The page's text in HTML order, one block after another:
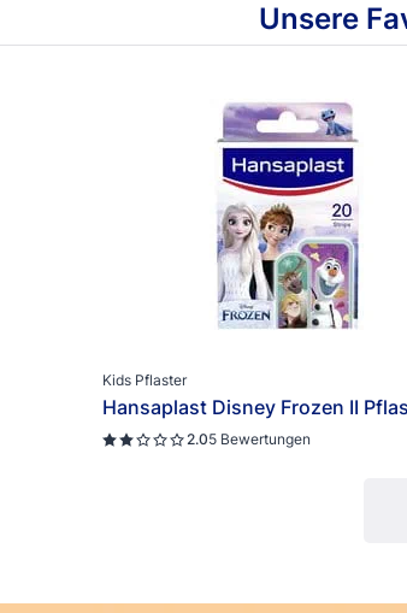
Unsere
Kids Pflaster
Hansaplast Disney Frozen II
2.05 Bewertungen